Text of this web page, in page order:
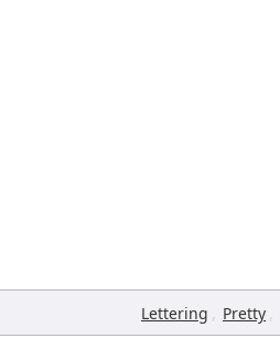
Lettering , Pretty ,